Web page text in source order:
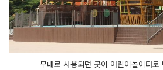
무대로 사용되던 곳이 어린이놀이터